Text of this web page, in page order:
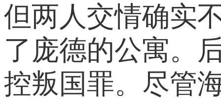
但两人交情确实
了庞德的公寓。
控叛国罪。尽管